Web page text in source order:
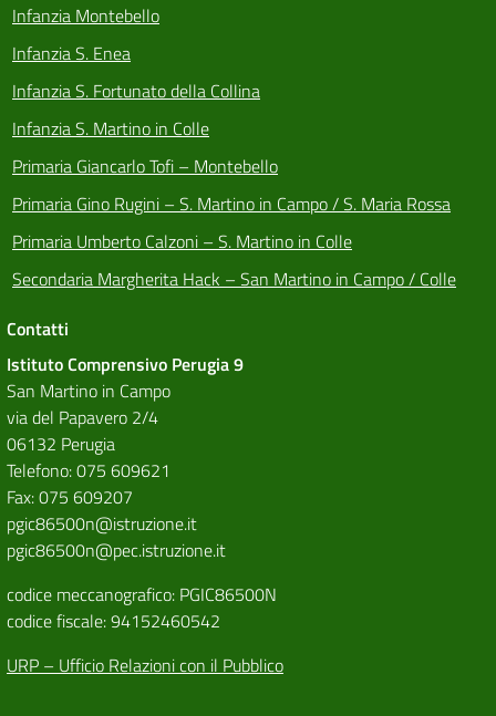
Infanzia Montebello
Infanzia S. Enea
Infanzia S. Fortunato della Collina
Infanzia S. Martino in Colle
Primaria Giancarlo Tofi – Montebello
Primaria Gino Rugini – S. Martino in Campo / S. Maria Rossa
Primaria Umberto Calzoni – S. Martino in Colle
Secondaria Margherita Hack – San Martino in Campo / Colle
Contatti
Istituto Comprensivo Perugia 9
San Martino in Campo
via del Papavero 2/4
06132 Perugia
Telefono: 075 609621
Fax: 075 609207
pgic86500n@istruzione.it
pgic86500n@pec.istruzione.it
codice meccanografico: PGIC86500N
codice fiscale: 94152460542
URP – Ufficio Relazioni con il Pubblico